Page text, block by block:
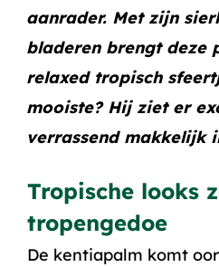
aanrader. Met zijn
bladeren brengt deze
relaxed tropisch
mooiste? Hij ziet er
verrassend makkelijk
Tropische looks
tropengedoe
De kentiapalm komt